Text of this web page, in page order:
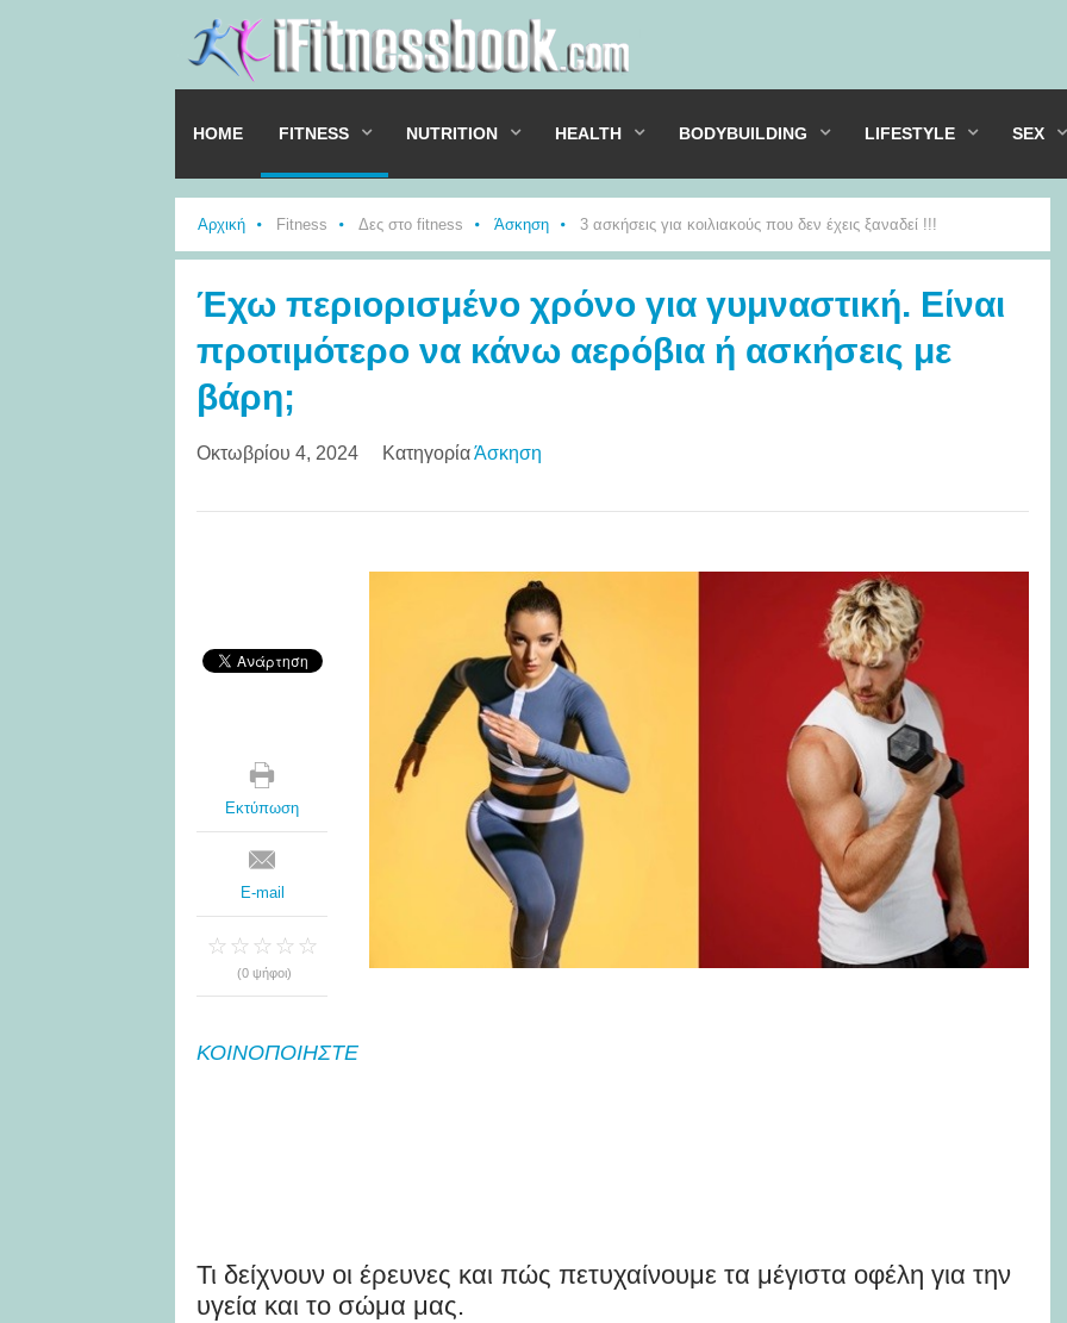
HOME FITNESS NUTRITION HEALTH BODYBUILDING LIFESTYLE SEX
Αρχική Fitness Δες στο fitness Άσκηση 3 ασκήσεις για κοιλιακούς που δεν έχεις ξαναδεί !!!
Έχω περιορισμένο χρόνο για γυμναστική. Είναι
προτιμότερο να κάνω αερόβια ή ασκήσεις με
βάρη;
Οκτωβρίου 4, 2024 ΚατηγορίαΆσκηση
Εκτύπωση
E-mail
(0 ψήφοι)
ΚΟΙΝΟΠΟΙΗΣΤΕ
Τι δείχνουν οι έρευνες και πώς πετυχαίνουμε τα μέγιστα οφέλη για την
υγεία και το σώμα μας.